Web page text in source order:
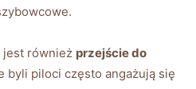
jest również przejście ‌do
byli piloci często angażują⁤ się